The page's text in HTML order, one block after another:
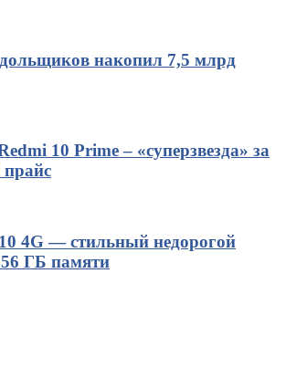
накопил 7,5 млрд
10 Prime – «суперзвезда» за
4G — стильный недорогой
ГБ памяти